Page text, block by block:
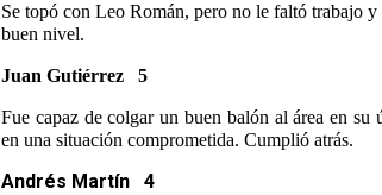
Se topó con Leo Román, pero no le faltó trabajo
buen nivel.
Juan Gutiérrez 5
Fue capaz de colgar un buen balón al área en
en una situación comprometida. Cumplió atrás.
Andrés Martín 4